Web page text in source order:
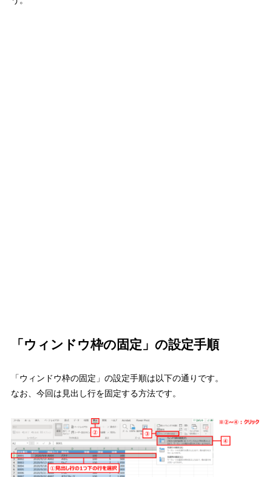
「ウィンドウ枠の固定」の設定手順
「ウィンドウ枠の固定」の設定手順は以下の通りです。
なお、今回は見出し行を固定する方法です。